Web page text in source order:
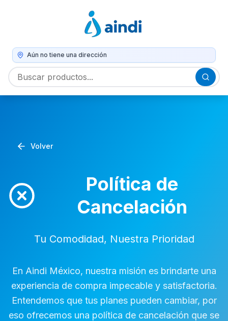
Aún no tiene una dirección
Volver
Política de
Cancelación
Tu Comodidad, Nuestra Prioridad
En Aindi México, nuestra misión es brindarte una
experiencia de compra impecable y satisfactoria.
Entendemos que tus planes pueden cambiar, por
eso ofrecemos una política de cancelación que se